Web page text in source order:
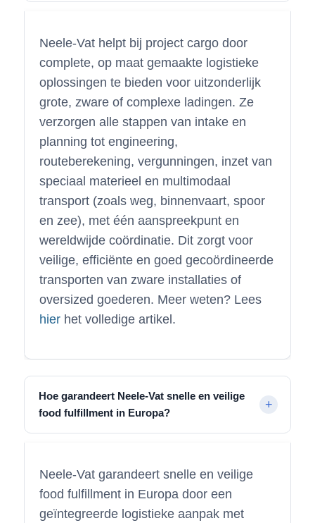
Neele-Vat helpt bij project cargo door
complete, op maat gemaakte logistieke
oplossingen te bieden voor uitzonderlijk
grote, zware of complexe ladingen. Ze
verzorgen alle stappen van intake en
planning tot engineering,
routeberekening, vergunningen, inzet van
speciaal materieel en multimodaal
transport (zoals weg, binnenvaart, spoor
en zee), met één aanspreekpunt en
wereldwijde coördinatie. Dit zorgt voor
veilige, efficiënte en goed gecoördineerde
transporten van zware installaties of
oversized goederen. Meer weten? Lees
hier het volledige artikel.
Hoe garandeert Neele-Vat snelle en veilige
food fulfillment in Europa?
Neele-Vat garandeert snelle en veilige
food fulfillment in Europa door een
geïntegreerde logistieke aanpak met